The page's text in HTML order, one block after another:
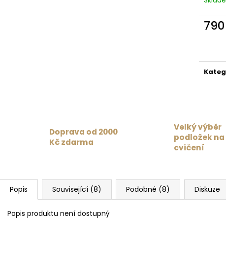
Doprava od 2000
Kč zdarma
Velký výběr
podložek na
cvičení
Popis Související (8) Podobné (8) Diskuze
Popis produktu není dostupný
1 099